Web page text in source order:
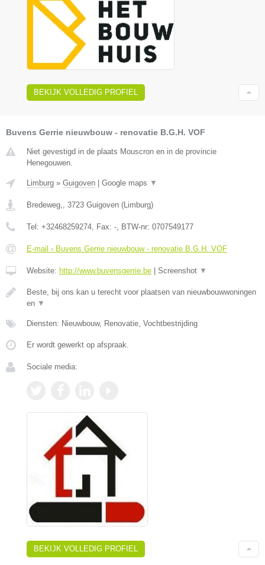
BEKIJK VOLLEDIG PROFIEL
Buvens Gerrie nieuwbouw - renovatie B.G.H. VOF
Niet gevestigd in de plaats Mouscron en in de provincie
Henegouwen.
Limburg » Guigoven | Google maps ▼
Bredeweg, 3723 Guigoven (Limburg)
Tel: +32468259274 , Fax: - , BTW-nr: 0707549177
E-mail › Buvens Gerrie nieuwbouw - renovatie B.G.H. VOF
Website: http://www.buvensgerrie.be | Screenshot ▼
Beste, bij ons kan u terecht voor plaatsen van nieuwbouwwoningen
en ▼
Diensten: Nieuwbouw, Renovatie, Vochtbestrijding
Er wordt gewerkt op afspraak.
Sociale media:
BEKIJK VOLLEDIG PROFIEL